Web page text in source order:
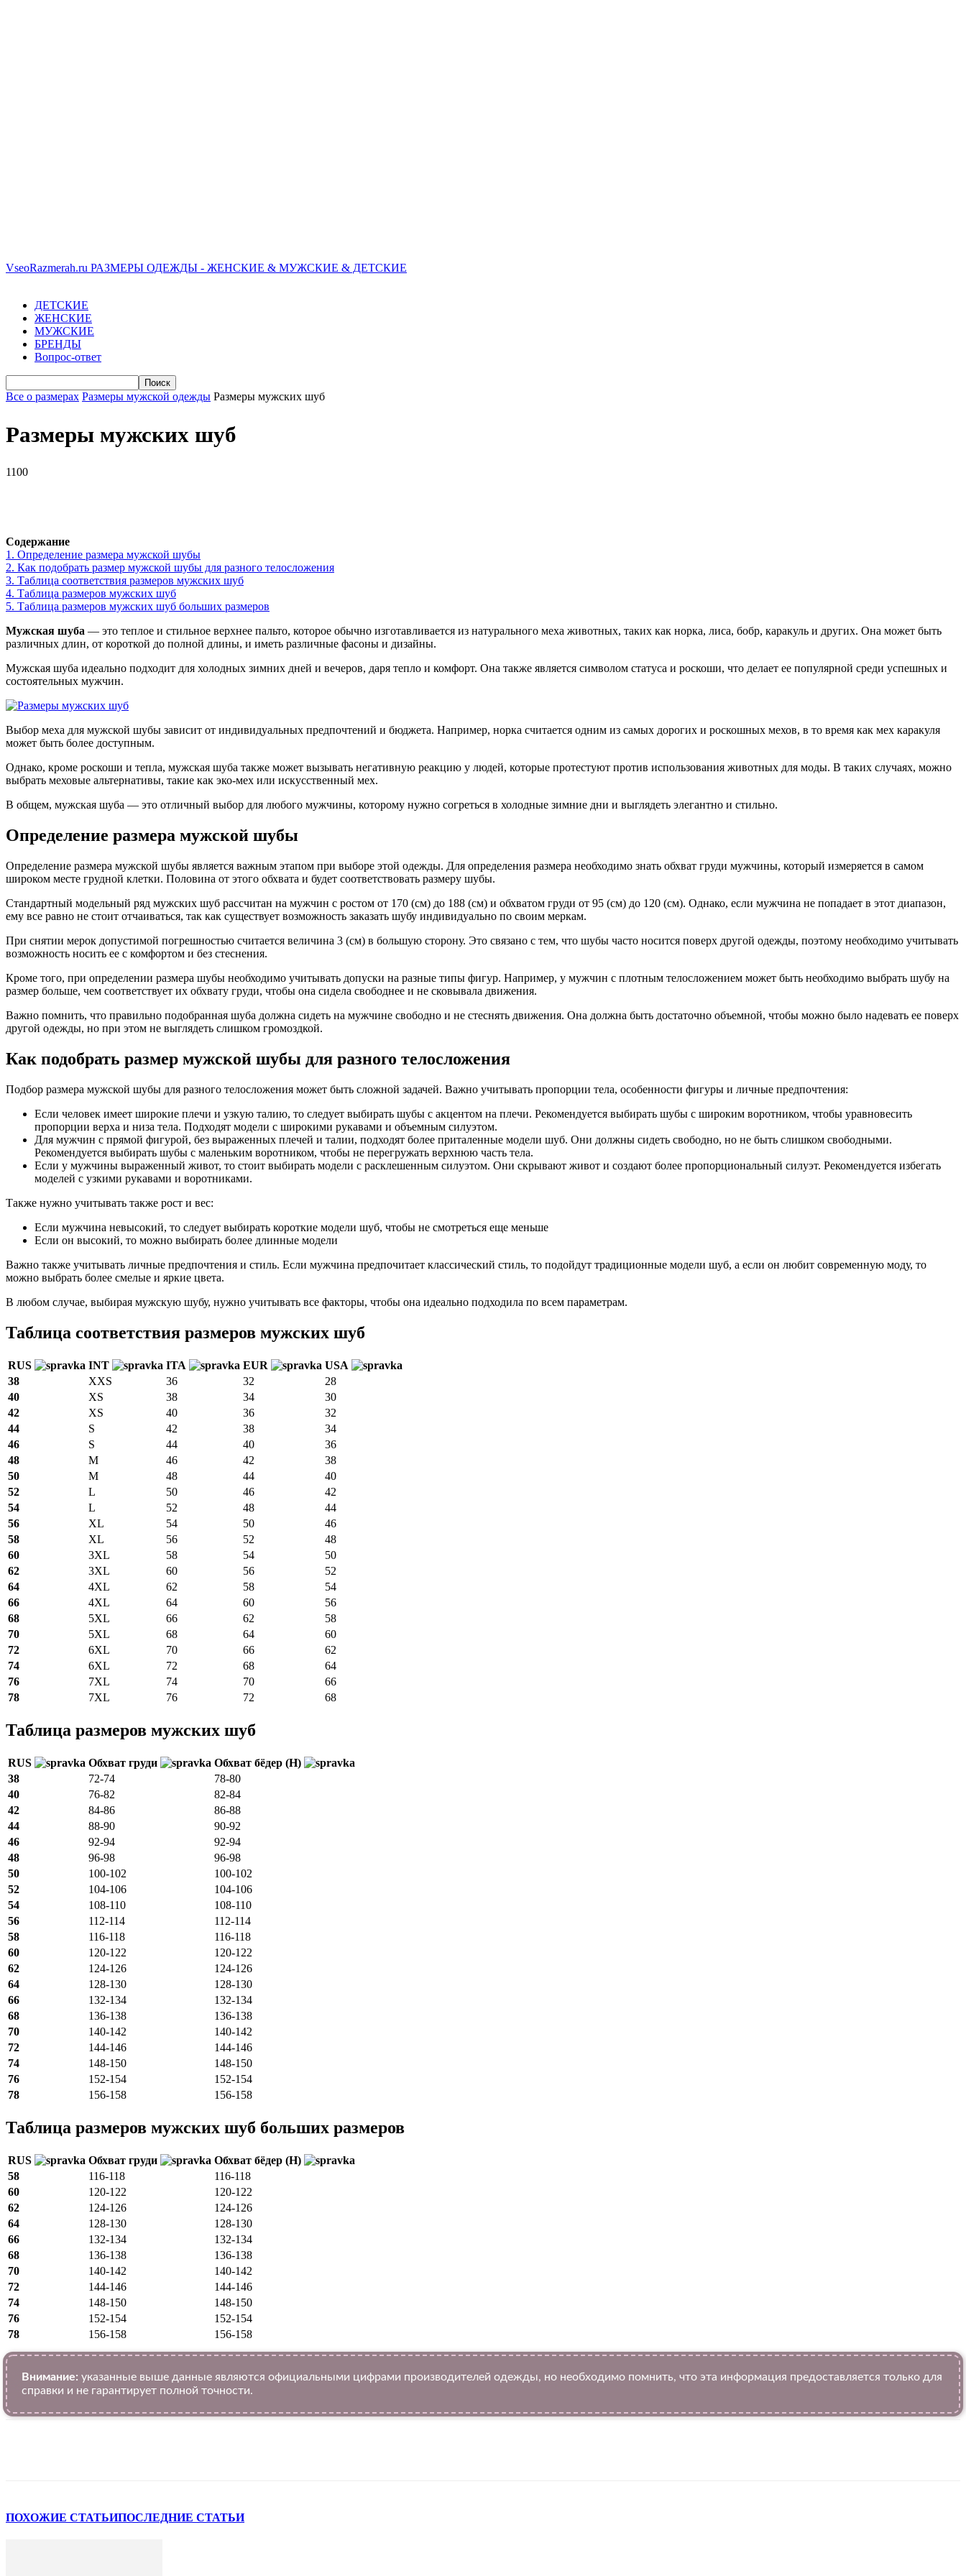
VseoRazmerah.ru РАЗМЕРЫ ОДЕЖДЫ - ЖЕНСКИЕ & МУЖСКИЕ & ДЕТСКИЕ
ДЕТСКИЕ
ЖЕНСКИЕ
МУЖСКИЕ
БРЕНДЫ
Вопрос-ответ
Все о размерах Размеры мужской одежды Размеры мужских шуб
Размеры мужских шуб
1100
Содержание
1. Определение размера мужской шубы
2. Как подобрать размер мужской шубы для разного телосложения
3. Таблица соответствия размеров мужских шуб
4. Таблица размеров мужских шуб
5. Таблица размеров мужских шуб больших размеров
Мужская шуба — это теплое и стильное верхнее пальто, которое обычно изготавливается из натурального меха животных, таких как норка, лиса, бобр, каракуль и других. Она может быть
различных длин, от короткой до полной длины, и иметь различные фасоны и дизайны.
Мужская шуба идеально подходит для холодных зимних дней и вечеров, даря тепло и комфорт. Она также является символом статуса и роскоши, что делает ее популярной среди успешных и
состоятельных мужчин.
Выбор меха для мужской шубы зависит от индивидуальных предпочтений и бюджета. Например, норка считается одним из самых дорогих и роскошных мехов, в то время как мех каракуля
может быть более доступным.
Однако, кроме роскоши и тепла, мужская шуба также может вызывать негативную реакцию у людей, которые протестуют против использования животных для моды. В таких случаях, можно
выбрать меховые альтернативы, такие как эко-мех или искусственный мех.
В общем, мужская шуба — это отличный выбор для любого мужчины, которому нужно согреться в холодные зимние дни и выглядеть элегантно и стильно.
Определение размера мужской шубы
Определение размера мужской шубы является важным этапом при выборе этой одежды. Для определения размера необходимо знать обхват груди мужчины, который измеряется в самом
широком месте грудной клетки. Половина от этого обхвата и будет соответствовать размеру шубы.
Стандартный модельный ряд мужских шуб рассчитан на мужчин с ростом от 170 (см) до 188 (см) и обхватом груди от 95 (см) до 120 (см). Однако, если мужчина не попадает в этот диапазон,
ему все равно не стоит отчаиваться, так как существует возможность заказать шубу индивидуально по своим меркам.
При снятии мерок допустимой погрешностью считается величина 3 (см) в большую сторону. Это связано с тем, что шубы часто носится поверх другой одежды, поэтому необходимо учитывать
возможность носить ее с комфортом и без стеснения.
Кроме того, при определении размера шубы необходимо учитывать допуски на разные типы фигур. Например, у мужчин с плотным телосложением может быть необходимо выбрать шубу на
размер больше, чем соответствует их обхвату груди, чтобы она сидела свободнее и не сковывала движения.
Важно помнить, что правильно подобранная шуба должна сидеть на мужчине свободно и не стеснять движения. Она должна быть достаточно объемной, чтобы можно было надевать ее поверх
другой одежды, но при этом не выглядеть слишком громоздкой.
Как подобрать размер мужской шубы для разного телосложения
Подбор размера мужской шубы для разного телосложения может быть сложной задачей. Важно учитывать пропорции тела, особенности фигуры и личные предпочтения:
Если человек имеет широкие плечи и узкую талию, то следует выбирать шубы с акцентом на плечи. Рекомендуется выбирать шубы с широким воротником, чтобы уравновесить
пропорции верха и низа тела. Подходят модели с широкими рукавами и объемным силуэтом.
Для мужчин с прямой фигурой, без выраженных плечей и талии, подходят более приталенные модели шуб. Они должны сидеть свободно, но не быть слишком свободными.
Рекомендуется выбирать шубы с маленьким воротником, чтобы не перегружать верхнюю часть тела.
Если у мужчины выраженный живот, то стоит выбирать модели с расклешенным силуэтом. Они скрывают живот и создают более пропорциональный силуэт. Рекомендуется избегать
моделей с узкими рукавами и воротниками.
Также нужно учитывать также рост и вес:
Если мужчина невысокий, то следует выбирать короткие модели шуб, чтобы не смотреться еще меньше
Если он высокий, то можно выбирать более длинные модели
Важно также учитывать личные предпочтения и стиль. Если мужчина предпочитает классический стиль, то подойдут традиционные модели шуб, а если он любит современную моду, то
можно выбрать более смелые и яркие цвета.
В любом случае, выбирая мужскую шубу, нужно учитывать все факторы, чтобы она идеально подходила по всем параметрам.
Таблица соответствия размеров мужских шуб
RUS INT ITA EUR
USA
38
XXS 36 32
28
40
XS 38 34
30
42
XS 40 36
32
44
S 42 38
34
46
S 44 40
36
48
M 46 42
38
50
M 48 44
40
52
L 50 46
42
54
L 52 48
44
56
XL 54 50
46
58
XL 56 52
48
60
3XL 58 54
50
62
3XL 60 56
52
64
4XL 62 58
54
66
4XL 64 60
56
68
5XL 66 62
58
70
5XL 68 64
60
72
6XL 70 66
62
74
6XL 72 68
64
76
7XL 74 70
66
78
7XL 76 72 68
Таблица размеров мужских шуб
RUS Обхват груди
Обхват бёдер (H)
38
72-74
78-80
40
76-82
82-84
42
84-86
86-88
44
88-90
90-92
46
92-94
92-94
48
96-98
96-98
50
100-102
100-102
52
104-106
104-106
54
108-110
108-110
56
112-114
112-114
58
116-118
116-118
60
120-122
120-122
62
124-126
124-126
64
128-130
128-130
66
132-134
132-134
68
136-138
136-138
70
140-142
140-142
72
144-146
144-146
74
148-150
148-150
76
152-154
152-154
78
156-158 156-158
Таблица размеров мужских шуб больших размеров
RUS Обхват груди
Обхват бёдер (H)
58
116-118
116-118
60
120-122
120-122
62
124-126
124-126
64
128-130
128-130
66
132-134
132-134
68
136-138
136-138
70
140-142
140-142
72
144-146
144-146
74
148-150
148-150
76
152-154
152-154
78
156-158 156-158
Внимание: указанные выше данные являются официальными цифрами производителей одежды, но необходимо помнить, что эта информация предоставляется только для
справки и не гарантирует полной точности.
ПОХОЖИЕ СТАТЬИПОСЛЕДНИЕ СТАТЬИ